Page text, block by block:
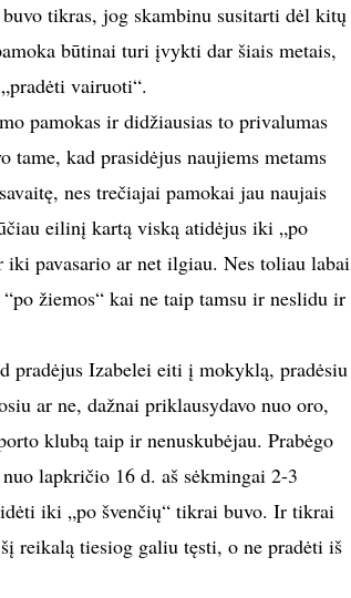
tikras, jog skambinu susitarti dėl kitų
būtinai turi įvykti dar šiais metais,
vairuoti“.
pamokas ir didžiausias to privalumas
tame, kad prasidėjus naujiems metams
nes trečiajai pamokai jau naujais
eilinį kartą viską atidėjus iki „po
pavasario ar net ilgiau. Nes toliau labai
žiemos“ kai ne taip tamsu ir neslidu ir
pradėjus Izabelei eiti į mokyklą, pradėsiu
ar ne, dažnai priklausydavo nuo oro,
klubą taip ir nenuskubėjau. Prabėgo
lapkričio 16 d. aš sėkmingai 2-3
iki „po švenčių“ tikrai buvo. Ir tikrai
reikalą tiesiog galiu tęsti, o ne pradėti iš